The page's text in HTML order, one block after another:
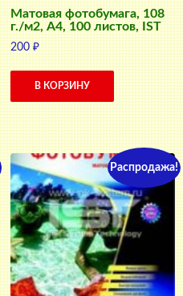
Матовая фотобумага, 108
г./м2, A4, 100 листов, IST
200₽
В КОРЗИНУ
Распродажа!